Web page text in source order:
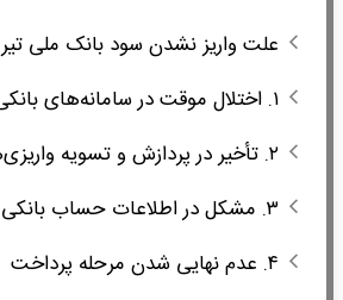
علت واریز نشدن سود بانک ملی تیر ۱۴۰۵
۱. اختلال موقت در سامانه‌های بانکی
۲. تأخیر در پردازش و تسویه واریزی‌ها
۳. مشکل در اطلاعات حساب بانکی
۴. عدم نهایی شدن مرحله پرداخت